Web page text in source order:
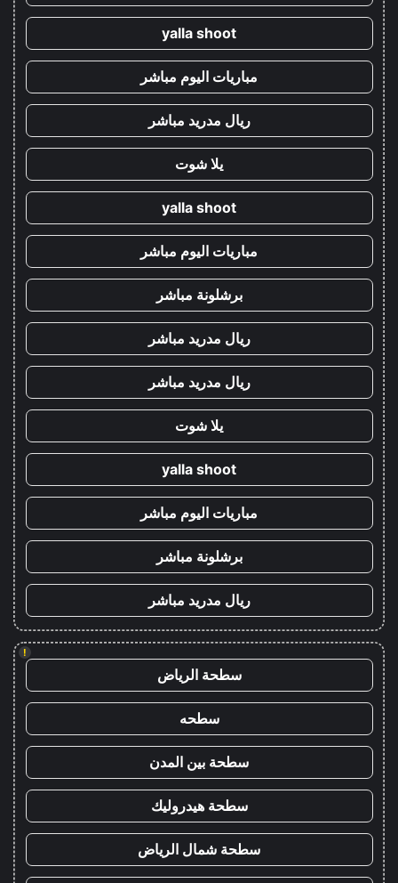
yalla shoot
مباريات اليوم مباشر
ريال مدريد مباشر
يلا شوت
yalla shoot
مباريات اليوم مباشر
برشلونة مباشر
ريال مدريد مباشر
ريال مدريد مباشر
يلا شوت
yalla shoot
مباريات اليوم مباشر
برشلونة مباشر
ريال مدريد مباشر
!
سطحة الرياض
سطحه
سطحة بين المدن
سطحة هيدروليك
سطحة شمال الرياض